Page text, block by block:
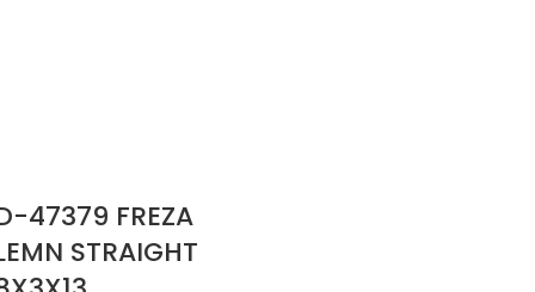
47379 FREZA
STRAIGHT